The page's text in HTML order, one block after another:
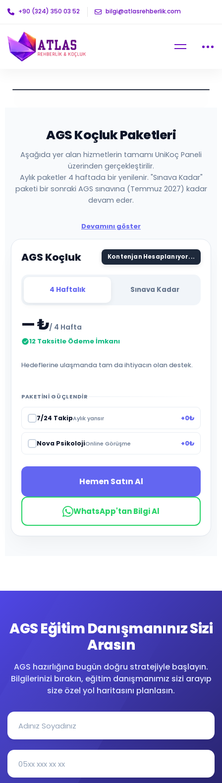
+90 (324) 350 03 52 bilgi@atlasrehberlik.com
AGS Koçluk Paketleri
Aşağıda yer alan hizmetlerin tamamı UniKoç Paneli
üzerinden gerçekleştirilir.
Aylık paketler 4 haftada bir yenilenir. "Sınava Kadar"
paketi bir sonraki AGS sınavına (Temmuz 2027) kadar
devam eder.
Devamını göster
AGS Koçluk Kontenjan Hesaplanıyor...
4 Haftalık Sınava Kadar
— ₺/ 4 Hafta
12 Taksitle Ödeme İmkanı
Hedeflerine ulaşmanda tam da ihtiyacın olan destek.
PAKETINI GÜÇLENDIR
7/24 TakipAylık yansır +0₺
Nova PsikolojiOnline Görüşme +0₺
Hemen Satın Al
WhatsApp'tan Bilgi Al
AGS Eğitim Danışmanınız Sizi
Arasın
AGS hazırlığına bugün doğru stratejiyle başlayın.
Bilgilerinizi bırakın, eğitim danışmanımız sizi arayıp
size özel yol haritasını planlasın.